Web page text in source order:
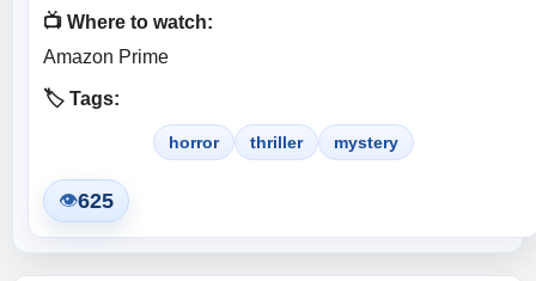
📺 Where to watch:
Amazon Prime
🏷️ Tags:
horror thriller mystery
👁625